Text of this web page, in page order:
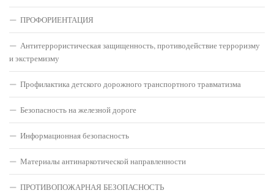
ПРОФОРИЕНТАЦИЯ
Антитеррористическая защищенность, противодействие терроризму
и экстремизму
Профилактика детского дорожного транспортного травматизма
Безопасность на железной дороге
Информационная безопасность
Материалы антинаркотической направленности
ПРОТИВОПОЖАРНАЯ БЕЗОПАСНОСТЬ